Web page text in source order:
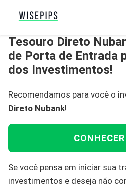
Tesouro Direto
de Porta de Entrada
dos Investimentos!
Recomendamos para você o
Direto Nubank!
Se você pensa em iniciar sua
investimentos e deseja não